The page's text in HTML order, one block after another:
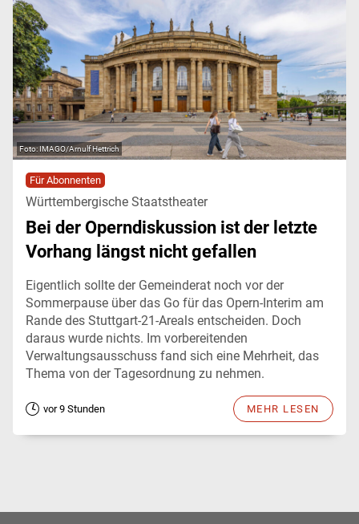
IMAGO/Arnulf Hettrich
Für Abonnenten
Württembergische Staatstheater
Bei der Operndiskussion ist der letzte
Vorhang längst nicht gefallen
Eigentlich sollte der Gemeinderat noch vor der
Sommerpause über das Go für das Opern-Interim am
Rande des Stuttgart-21-Areals entscheiden. Doch
daraus wurde nichts. Im vorbereitenden
Verwaltungsausschuss fand sich eine Mehrheit, das
Thema von der Tagesordnung zu nehmen.
vor 9 Stunden MEHR LESEN